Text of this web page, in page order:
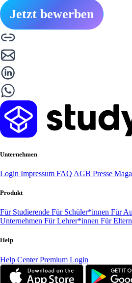
Jetzt bewerben
Unternehmen
Login Impressum FAQ AGB Presse
Produkt
Für Studierende Für Schüler*innen Für
Unternehmen Für Lehrer*innen Für Eltern
Help
Help CenterPremium Login